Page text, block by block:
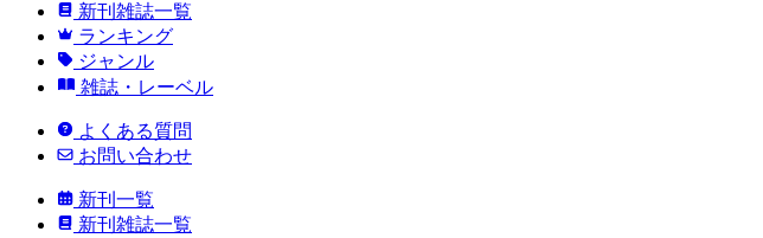
新刊雑誌一覧
ランキング
ジャンル
雑誌・レーベル
よくある質問
お問い合わせ
新刊一覧
新刊雑誌一覧